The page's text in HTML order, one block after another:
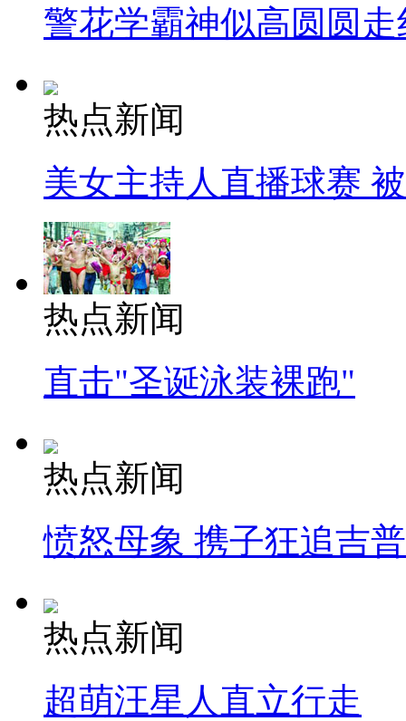
警花学霸神似高圆圆走
热点新闻
美女主持人直播球赛
热点新闻
直击"圣诞泳装裸跑"
热点新闻
愤怒母象 携子狂追吉
热点新闻
超萌汪星人直立行走